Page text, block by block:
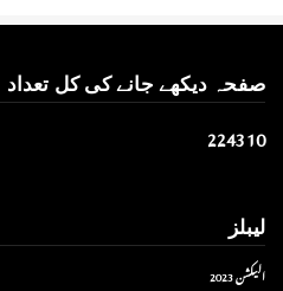
صفحہ دیکھے جانے کی کل تعداد
224310
لیبلز
الیکشن 2023